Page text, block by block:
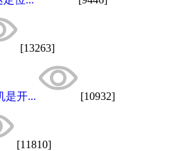
[13263]
是开... [10932]
[11810]